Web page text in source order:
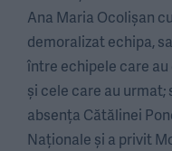
Ana Maria Ocolișan
demoralizat echipa,
între echipele care
și cele care au
absența Cătălinei
Naționale și a privit